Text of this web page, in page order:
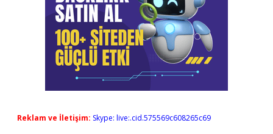
Reklam ve İletişim: Skype: live:.cid.575569c608265c69